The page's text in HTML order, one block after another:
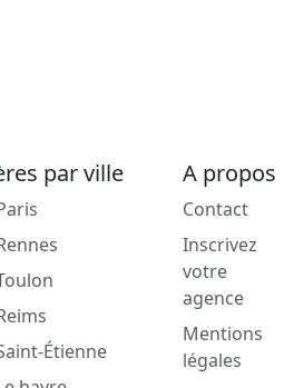
par ville
Étienne
A propos
Contact
Inscrivez
votre
agence
Mentions
légales